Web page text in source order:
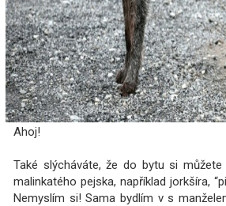
Ahoj!
Také slýcháváte, že do bytu si můžete
malinkatého pejska, například jorkšíra,
Nemyslím si! Sama bydlím v s